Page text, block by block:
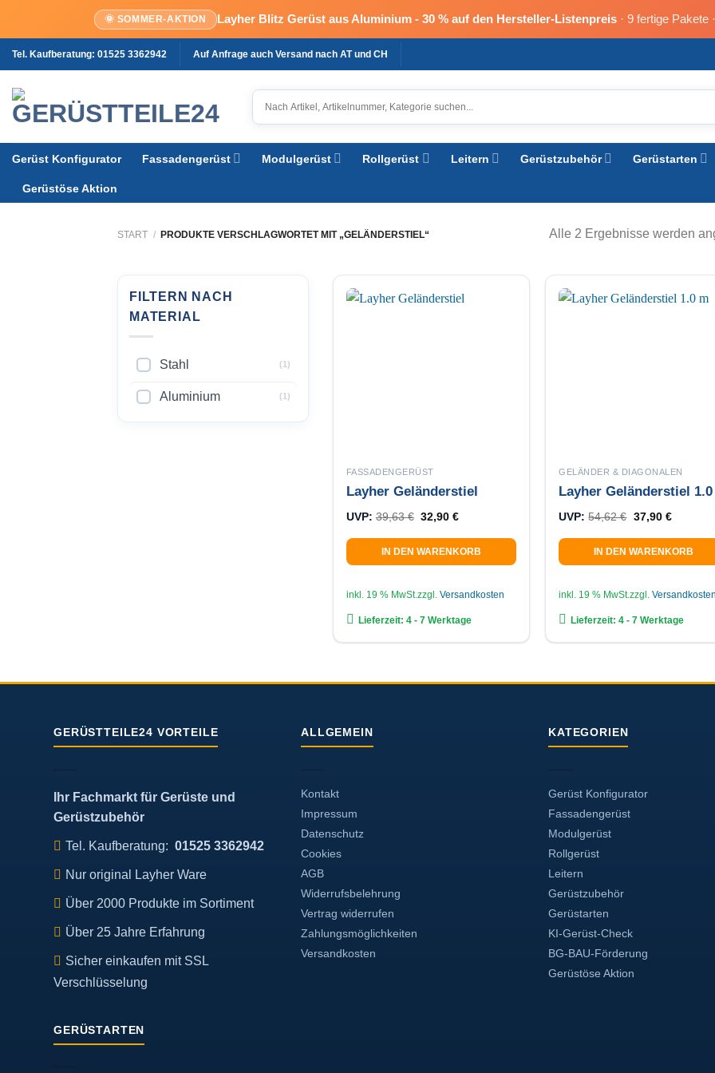
🌞 SOMMER-AKTION Layher Blitz Gerüst aus Aluminium - 30 % auf den Hersteller-Listenpreis· 9 fertige Pakete
Zum
Inhalt
springen
Tel. Kaufberatung: 01525 3362942 Auf Anfrage auch Versand nach AT und CH
Gerüst Konfigurator Fassadengerüst Modulgerüst Rollgerüst Leitern Gerüstzubehör Gerüstarten
Gerüstöse Aktion
START / PRODUKTE VERSCHLAGWORTET MIT „GELÄNDERSTIEL“ Alle 2 Ergebnisse werden
FILTERN NACH
MATERIAL
Stahl (1)
Aluminium (1)
FASSADENGERÜST
Layher Geländerstiel
UVP: 39,63€ Ursprünglicher Preis war: 39,63 €
32,90 €Aktueller Preis ist: 32,90 €.
IN DEN WARENKORB
inkl. 19 % MwSt.zzgl. Versandkosten
Lieferzeit: 4 - 7 Werktage
GELÄNDER & DIAGONALEN
Layher Geländerstiel 1.0
UVP: 54,62€ Ursprünglicher
37,90 €
IN DEN WARENKORB
inkl. 19 % MwSt.zzgl.Versandkosten
Lieferzeit:4 - 7 Werktage
GERÜSTTEILE24 VORTEILE
Ihr Fachmarkt für Gerüste und
Gerüstzubehör
Tel. Kaufberatung: 01525 3362942
Nur original Layher Ware
Über 2000 Produkte im Sortiment
Über 25 Jahre Erfahrung
Sicher einkaufen mit SSL
Verschlüsselung
ALLGEMEIN
Kontakt
Impressum
Datenschutz
Cookies
AGB
Widerrufsbelehrung
Vertrag widerrufen
Zahlungsmöglichkeiten
Versandkosten
KATEGORIEN
Gerüst Konfigurator
Fassadengerüst
Modulgerüst
Rollgerüst
Leitern
Gerüstzubehör
Gerüstarten
KI-Gerüst-Check
BG-BAU-Förderung
Gerüstöse Aktion
GERÜSTARTEN